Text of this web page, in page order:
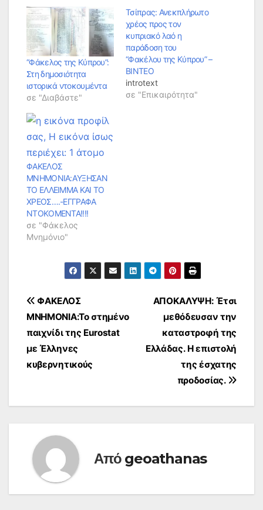
“Φάκελος της Κύπρου”:
Στη δημοσιότητα
ιστορικά ντοκουμέντα
σε "Διαβάστε"
Τσίπρας: Ανεκπλήρωτο
χρέος προς τον
κυπριακό λαό η
παράδοση του
“Φακέλου της Κύπρου” –
ΒΙΝΤΕΟ
introtext
σε "Επικαιρότητα"
ΦΑΚΕΛΟΣ
ΜΝΗΜΟΝΙΑ:AΥΞΗΣΑΝ
ΤΟ ΕΛΛΕΙΜΜΑ ΚΑΙ ΤΟ
ΧΡΕΟΣ….-ΕΓΓΡΑΦΑ
ΝΤΟΚΟΜΕΝΤΑ!!!!
σε "Φάκελος
Μνημόνιο"
Πλοήγηση
άρθρων
ΑΠΟΚΑΛΥΨΗ: Έτσι
μεθόδευσαν την
καταστροφή της
Ελλάδας. Η επιστολή
της έσχατης
προδοσίας.
ΦΑΚΕΛΟΣ
ΜΝΗΜΟΝΙΑ:Το στημένο
παιχνίδι της Eurostat
με Έλληνες
κυβερνητικούς
Από geoathanas